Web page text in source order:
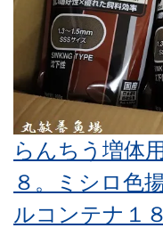
らんちう増体
８。ミシロ色
ルコンテナ１